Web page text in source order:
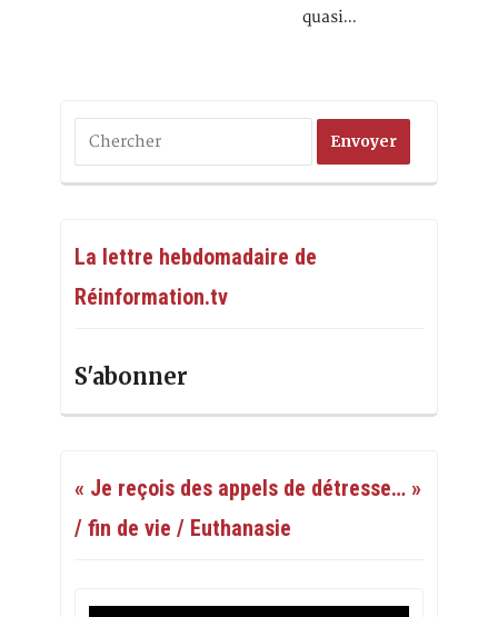
quasi…
La lettre hebdomadaire de
Réinformation.tv
S'abonner
« Je reçois des appels de détresse… »
/ fin de vie / Euthanasie